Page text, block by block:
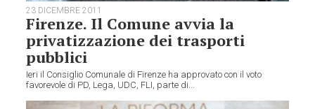
23 DICEMBRE 2011
Firenze. Il Comune avvia la
privatizzazione dei trasporti
pubblici
Ieri il Consiglio Comunale di Firenze ha approvato con il voto
favorevole di PD, Lega, UDC, FLI, parte di...